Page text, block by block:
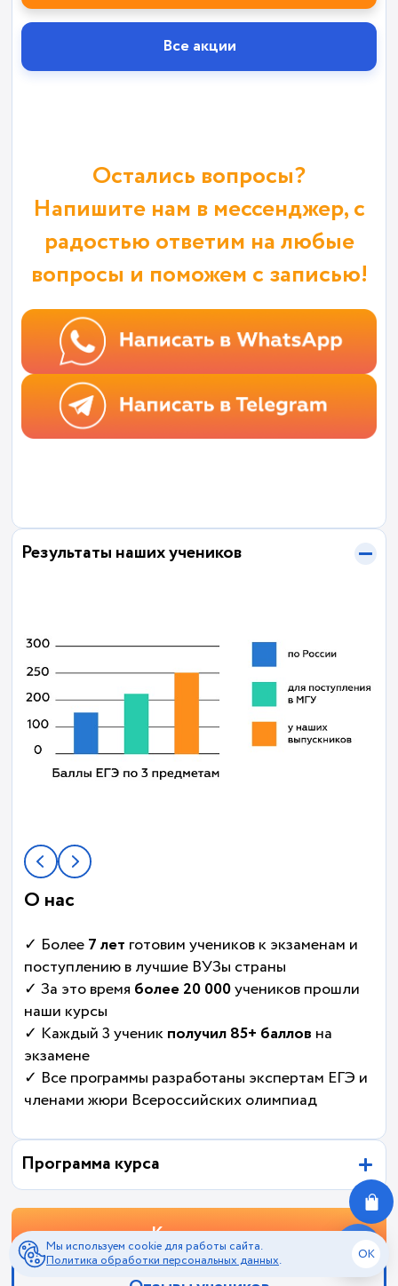
Все акции
Остались вопросы?
Напишите нам в мессенджер, с
радостью ответим на любые
вопросы и поможем с записью!
Результаты наших учеников
О нас
✓ Более7 лет готовим учеников к экзаменам и
поступлению в лучшие ВУЗы страны
✓ За это время более 20 000учеников прошли
наши курсы
✓ Каждый 3 ученикполучил 85+ баллов на
экзамене
✓ Все программы разработаны экспертам ЕГЭ и
членами жюри Всероссийских олимпиад
Программа курса
Купить курс
Мы используем cookie для работы сайта.
Политика обработки персональных данных. OK